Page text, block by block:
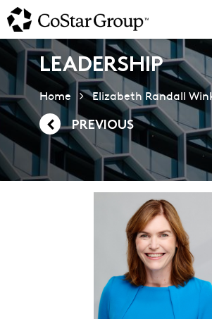
Skip
to
main
content
LEADERSHIP
Home Elizabeth Randall
PREVIOUS